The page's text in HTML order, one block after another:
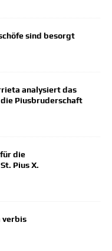
sind besorgt
analysiert das
Piusbruderschaft
die
Pius X.
verbis